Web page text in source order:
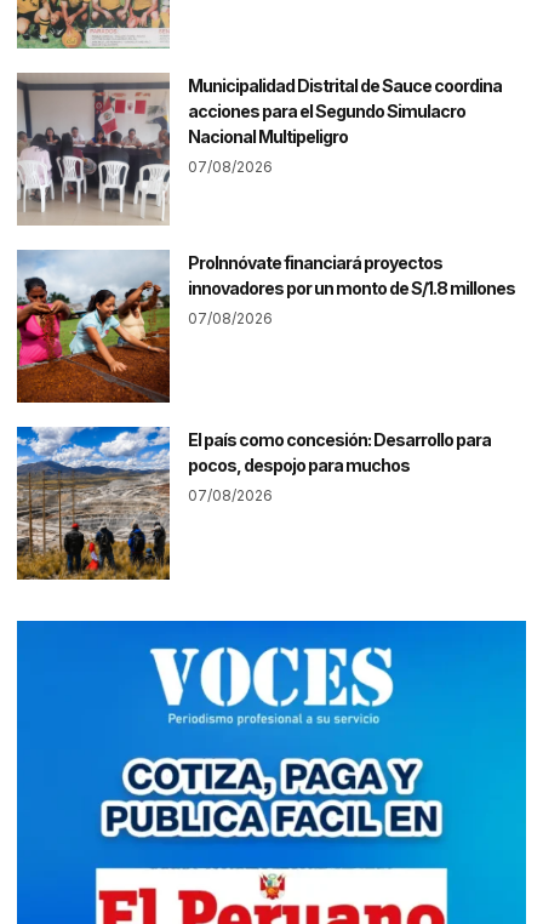
Municipalidad Distrital de Sauce coordina
acciones para el Segundo Simulacro
Nacional Multipeligro
07/08/2026
ProInnóvate financiará proyectos
innovadores por un monto de S/1.8 millones
07/08/2026
El país como concesión: Desarrollo para
pocos, despojo para muchos
07/08/2026